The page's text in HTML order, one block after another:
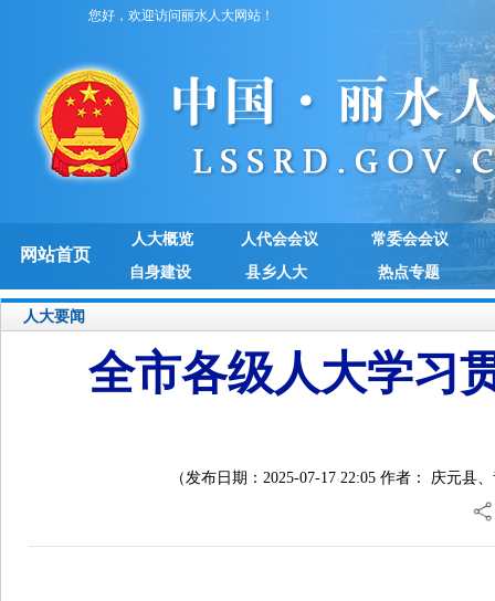
您好，欢迎访问丽水人大网站！
网站首页
人大概览 人代会会议
常委会会议
自身建设
县乡人大 热点专题
人大要闻
全市各级人大学习
（发布日期：2025-07-17 22:05 作者： 庆元